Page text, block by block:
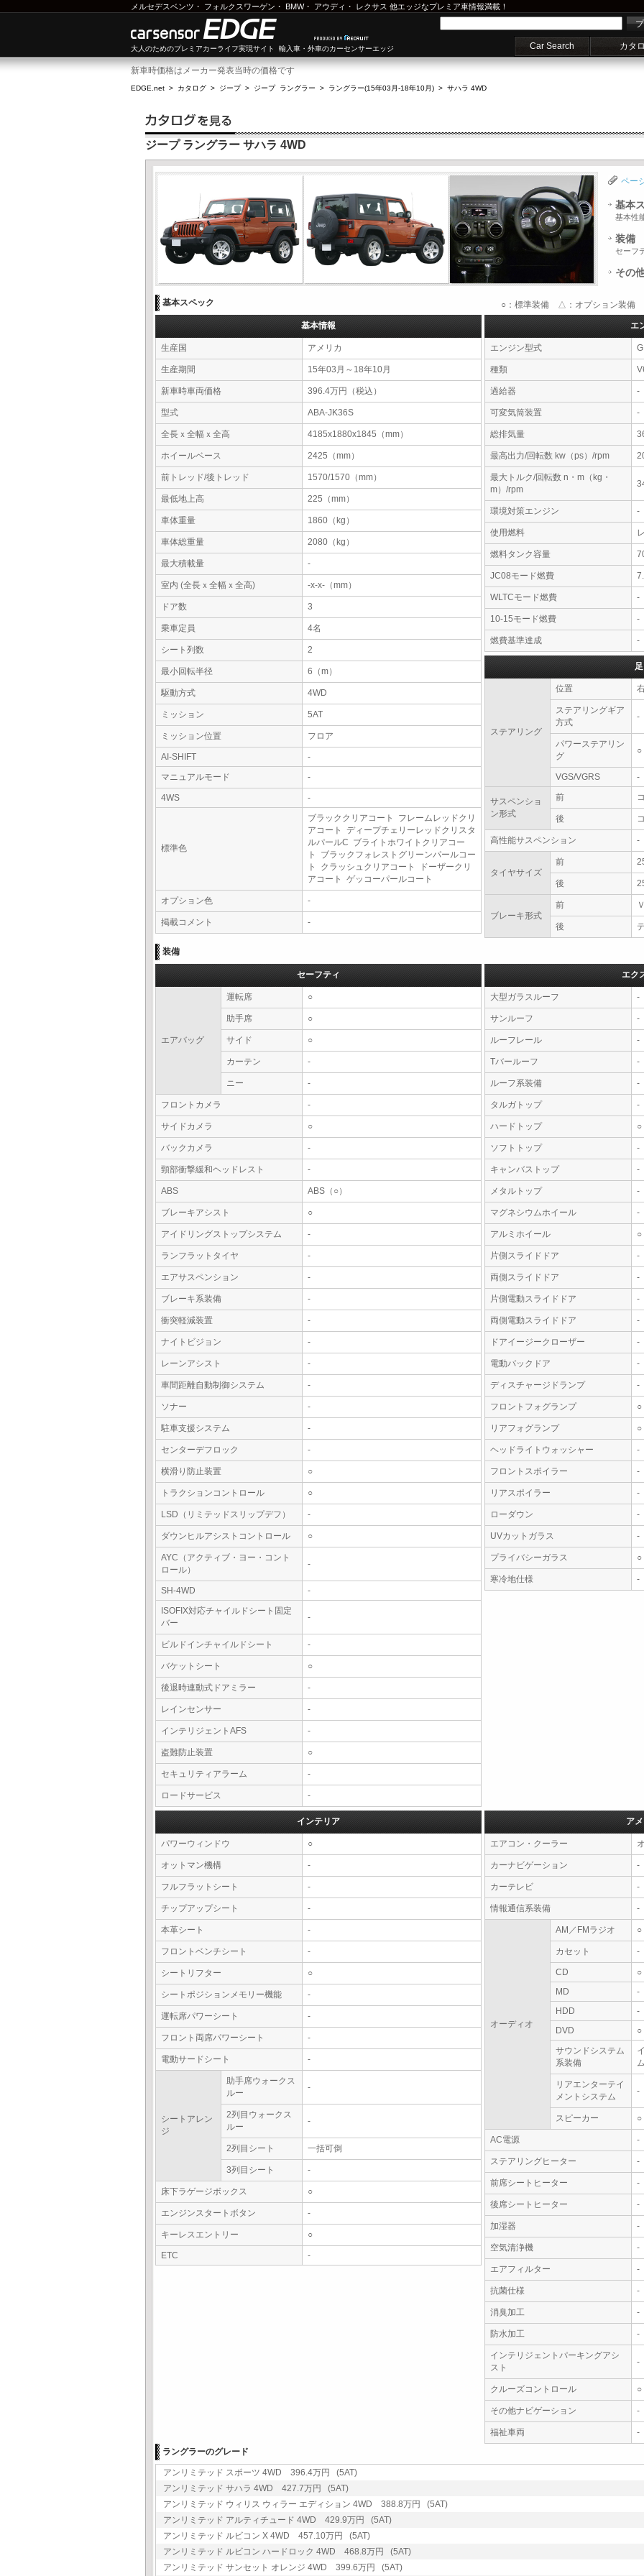
メルセデスベンツ ・ フォルクスワーゲン ・ BMW・ アウディ ・ レクサス 他エッジなプレミア車情報満載！
大人のためのプレミアカーライフ実現サイト 輸入車・外車のカーセンサーエッジ Car Search カタ
新車時価格はメーカー発表当時の価格です
EDGE.net > カタログ > ジープ> ジープ ラングラー > ラングラー(15年03月-18年10月) > サハラ 4WD
ジープ ラングラー サハラ 4WD
ペー
基本
基本性
装備
セーフ
その
基本スペック ○：標準装備 △：オプション装備 -
基本情報
生産国 アメリカ
生産期間 15年03月～18年10月
新車時車両価格 396.4万円（税込）
型式 ABA-JK36S
全長ｘ全幅ｘ全高 4185x1880x1845（mm）
ホイールベース 2425（mm）
前トレッド/後トレッド 1570/1570（mm）
最低地上高 225（mm）
車体重量 1860（kg）
車体総重量 2080（kg）
最大積載量 -
室内 (全長ｘ全幅ｘ全高) -x-x-（mm）
ドア数 3
乗車定員 4名
シート列数 2
最小回転半径 6（m）
駆動方式 4WD
ミッション 5AT
ミッション位置 フロア
AI-SHIFT
-
マニュアルモード
-
4WS -
標準色
ブラッククリアコート フレームレッドクリ
アコート ディープチェリーレッドクリスタ
ルパールC ブライトホワイトクリアコー
ト ブラックフォレストグリーンパールコー
ト クラッシュクリアコート ドーザークリ
アコート ゲッコーパールコート
オプション色 -
掲載コメント -
エ
エンジン型式 G
種類
過給器 -
可変気筒装置 -
総排気量
最高出力/回転数 kw（ps）/rpm
最大トルク/回転数 n・m（kg・
m）/rpm
環境対策エンジン -
使用燃料
燃料タンク容量
JC08モード燃費
WLTCモード燃費 -
10-15モード燃費 -
燃費基準達成 -
ステアリング
位置
ステアリングギア
方式
-
パワーステアリン
グ
○
VGS/VGRS -
サスペンショ
ン形式
前
後
高性能サスペンション -
タイヤサイズ
前
後
ブレーキ形式
前
後
装備
セーフティ
エアバッグ
運転席 ○
助手席 ○
サイド ○
カーテン -
ニー -
フロントカメラ -
サイドカメラ ○
バックカメラ -
頸部衝撃緩和ヘッドレスト -
ABS ABS（○）
ブレーキアシスト ○
アイドリングストップシステム -
ランフラットタイヤ -
エアサスペンション -
ブレーキ系装備 -
衝突軽減装置 -
ナイトビジョン -
レーンアシスト -
車間距離自動制御システム -
ソナー -
駐車支援システム -
センターデフロック -
横滑り防止装置 ○
トラクションコントロール ○
LSD（リミテッドスリップデフ） -
ダウンヒルアシストコントロール ○
AYC（アクティブ・ヨー・コント
ロール）
-
SH-4WD
-
ISOFIX対応チャイルドシート固定
バー
-
ビルドインチャイルドシート -
バケットシート ○
後退時連動式ドアミラー -
レインセンサー -
インテリジェントAFS -
盗難防止装置 ○
セキュリティアラーム -
ロードサービス -
エク
大型ガラスルーフ -
サンルーフ -
ルーフレール -
Tバールーフ -
ルーフ系装備 -
タルガトップ -
ハードトップ ○
ソフトトップ -
キャンバストップ -
メタルトップ -
マグネシウムホイール -
アルミホイール ○
片側スライドドア -
両側スライドドア -
片側電動スライドドア -
両側電動スライドドア -
ドアイージークローザー -
電動バックドア -
ディスチャージドランプ -
フロントフォグランプ ○
リアフォグランプ ○
ヘッドライトウォッシャー -
フロントスポイラー -
リアスポイラー -
ローダウン -
UVカットガラス -
プライバシーガラス ○
寒冷地仕様 -
インテリア
パワーウィンドウ ○
オットマン機構 -
フルフラットシート -
チップアップシート -
本革シート -
フロントベンチシート -
シートリフター ○
シートポジションメモリー機能 -
運転席パワーシート -
フロント両席パワーシート -
電動サードシート -
シートアレン
ジ
助手席ウォークス
ルー
-
2列目ウォークス
ルー
-
2列目シート 一括可倒
3列目シート -
床下ラゲージボックス ○
エンジンスタートボタン -
キーレスエントリー ○
ETC -
ア
エアコン・クーラー
カーナビゲーション -
カーテレビ -
情報通信系装備 -
オーディオ
AM／FMラジオ ○
カセット -
CD
○
MD
-
HDD
-
DVD
○
サウンドシステム
系装備
リアエンターテイ
メントシステム
-
スピーカー ○
AC電源 -
ステアリングヒーター -
前席シートヒーター -
後席シートヒーター -
加湿器 -
空気清浄機 -
エアフィルター -
抗菌仕様 -
消臭加工 -
防水加工 -
インテリジェントパーキングアシ
スト
-
クルーズコントロール ○
その他ナビゲーション -
福祉車両
-
ラングラーのグレード
アンリミテッド スポーツ 4WD 396.4万円 (5AT)
アンリミテッド サハラ 4WD 427.7万円 (5AT)
アンリミテッド ウィリス ウィラー エディション 4WD 388.8万円 (5AT)
アンリミテッド アルティチュード 4WD 429.9万円 (5AT)
アンリミテッド ルビコン X 4WD 457.10万円 (5AT)
アンリミテッド ルビコン ハードロック 4WD 468.8万円 (5AT)
アンリミテッド サンセット オレンジ 4WD 399.6万円 (5AT)